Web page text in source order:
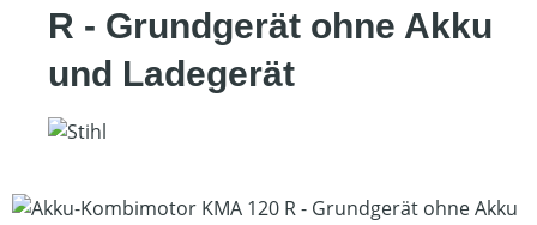
R - Grundgerät ohne Akku
und Ladegerät
Bildergalerie überspringen